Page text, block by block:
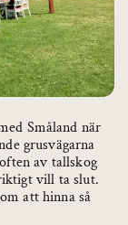
Småland när
grusvägarna
av tallskog
vill ta slut.
att hinna så